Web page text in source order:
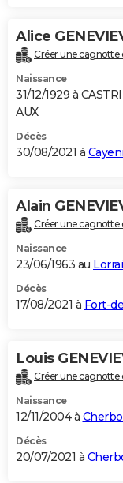
Alice
Créer une cagnotte
Naissance
31/12/1929 à
AUX
Décès
30/08/2021 à
Alain
Créer une cagnotte
Naissance
23/06/1963 au
Décès
17/08/2021 à Fort-
Louis
Créer une cagnotte
Naissance
12/11/2004 à
Décès
20/07/2021 à